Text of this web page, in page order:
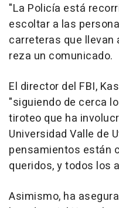
"La Policía está
escoltar a las
carreteras que
reza un comunicado.
El director del FBI,
"siguiendo de cerca
tiroteo que ha
Universidad Valle de
pensamientos están
queridos, y todos los
Asimismo, ha